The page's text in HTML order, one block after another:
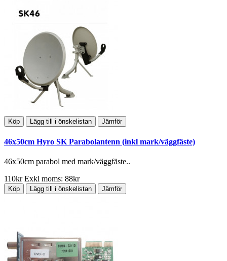
Köp Lägg till i önskelistan Jämför
46x50cm Hyro SK Parabolantenn (inkl mark/väggfäste)
46x50cm parabol med mark/väggfäste..
110krExkl moms: 88kr
Köp Lägg till i önskelistan Jämför